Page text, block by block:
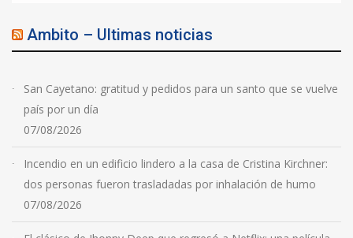
Ambito – Ultimas noticias
San Cayetano: gratitud y pedidos para un santo que se vuelve
país por un día
07/08/2026
Incendio en un edificio lindero a la casa de Cristina Kirchner:
dos personas fueron trasladadas por inhalación de humo
07/08/2026